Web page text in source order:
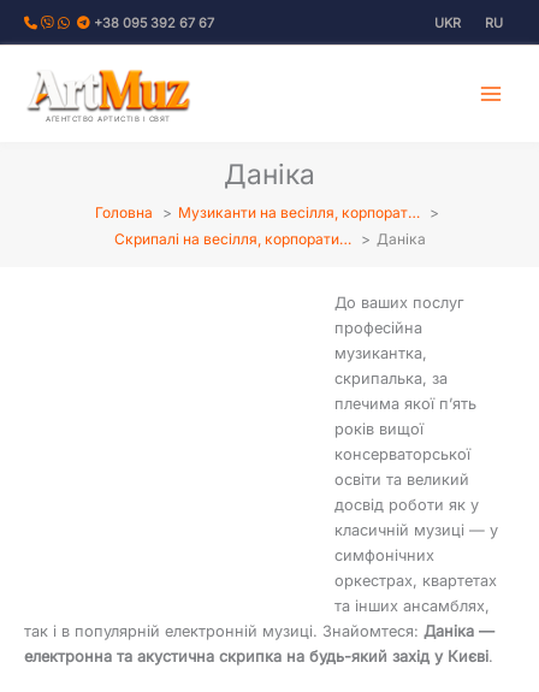
Перейти
+38 095 392 67 67 UKR RU
АГЕНТСТВО АРТИСТІВ І СВЯТ
Даніка
Головна
Музиканти на весілля, корпорат…
Скрипалі на весілля, корпорати…
Даніка
До ваших послуг
професійна
музикантка,
скрипалька, за
плечима якої п’ять
років вищої
консерваторської
освіти та великий
досвід роботи як у
класичній музиці — у
симфонічних
оркестрах, квартетах
та інших ансамблях,
так і в популярній електронній музиці. Знайомтеся: Даніка —
електронна та акустична скрипка на будь-який захід у Києві.